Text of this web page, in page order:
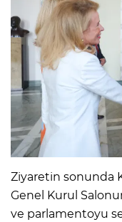
Ziyaretin sonunda
Genel Kurul
ve parlamentoyu